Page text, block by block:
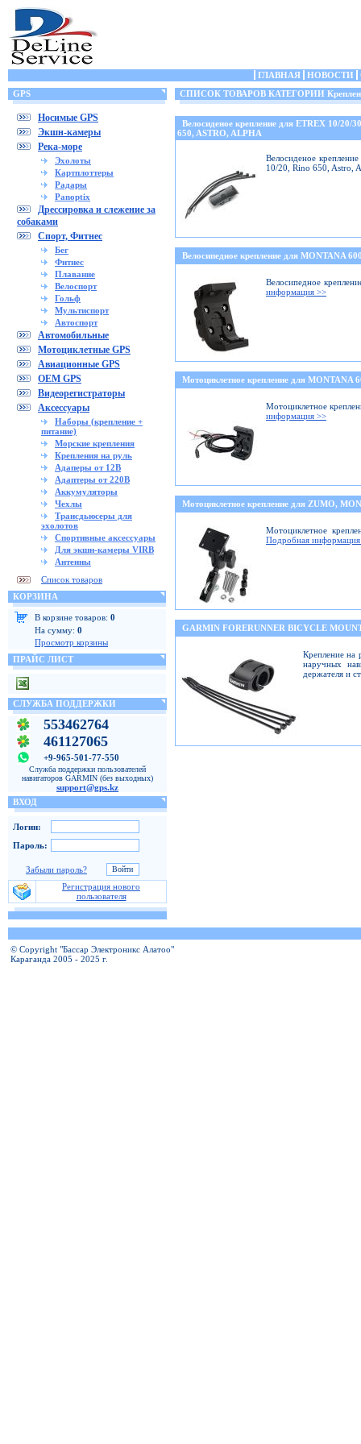
ГЛАВНАЯ НОВОСТИ
GPS
Носимые GPS
Экшн-камеры
Река-море
Эхолоты
Картплоттеры
Радары
Panoptix
Дрессировка и слежение за
собаками
Спорт, Фитнес
Бег
Фитнес
Плавание
Велоспорт
Гольф
Мультиспорт
Автоспорт
Автомобильные
Мотоциклетные GPS
Авиационные GPS
OEM GPS
Видеорегистраторы
Аксессуары
Наборы (крепление +
питание)
Морские крепления
Крепления на руль
Адаперы от 12В
Адаптеры от 220В
Аккумуляторы
Чехлы
Трансдьюсеры для
эхолотов
Спортивные аксессуары
Для экшн-камеры VIRB
Антенны
Список товаров
КОРЗИНА
В корзине товаров: 0
На сумму: 0
Просмотр корзины
ПРАЙС ЛИСТ
СЛУЖБА ПОДДЕРЖКИ
553462764
461127065
+9-965-501-77-550
Служба поддержки пользователей
навигаторов GARMIN (без выходных)
support@gps.kz
ВХОД
Логин:
Пароль:
Забыли пароль?
Регистрация нового
пользователя
СПИСОК ТОВАРОВ КАТЕГОРИИ
Велосиденое крепление для ETREX 10/
650, ASTRO, ALPHA
Велосиденое
10/20, Rino 650, Astro,
Велосипедное крепление для MONTANA
Велосипедное
информация >>
Мотоциклетное крепление для MONTANA
Мотоциклетное
информация >>
Мотоциклетное крепление для ZUMO,
Мотоциклетное
Подробная
GARMIN FORERUNNER BICYCLE
Крепление на
наручных
держателя и
© Copyright "Бассар Электроникс Алатоо"
Караганда 2005 - 2025 г.